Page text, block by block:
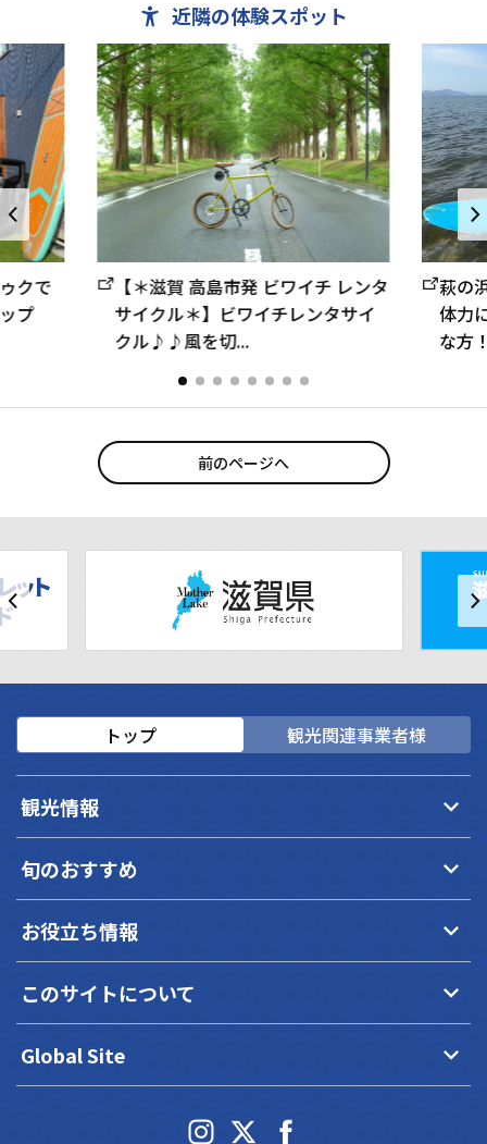
近隣の体験スポット
クで
プ
【＊滋賀 高島市発 ビワイチ レンタ
サイクル＊】ビワイチレンタサイ
クル♪♪風を切...
萩の
体力
な方
前のページへ
トップ 観光関連事業者様
観光情報 keyboard_arrow_down
旬のおすすめ keyboard_arrow_down
お役立ち情報 keyboard_arrow_down
このサイトについて keyboard_arrow_down
Global Site keyboard_arrow_down